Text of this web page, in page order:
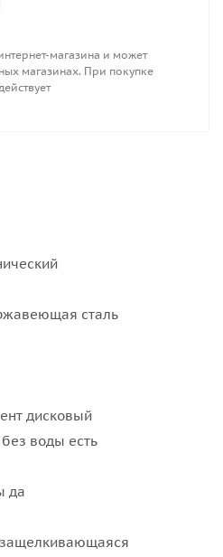
с подставки да
магазина и может
магазинах. При покупке
сталь
дисковый
воды есть
да